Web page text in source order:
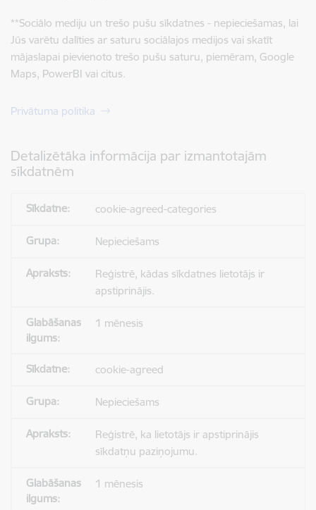
**Sociālo mediju un trešo pušu sīkdatnes - nepieciešamas, lai
Jūs varētu dalīties ar saturu sociālajos medijos vai skatīt
mājaslapai pievienoto trešo pušu saturu, piemēram, Google
Maps, PowerBI vai citus.
Privātuma politika
Detalizētāka informācija par izmantotajām
sīkdatnēm
cookie-agreed-categories
Nepieciešams
Reģistrē, kādas sīkdatnes lietotājs ir
apstiprinājis.
1 mēnesis
cookie-agreed
Nepieciešams
Reģistrē, ka lietotājs ir apstiprinājis
sīkdatņu paziņojumu.
1 mēnesis